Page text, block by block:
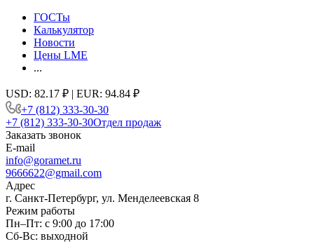
ГОСТы
Калькулятор
Новости
Цены LME
...
USD: 82.17 ₽ | EUR: 94.84 ₽
+7 (812) 333-30-30
+7 (812) 333-30-30Отдел продаж
Заказать звонок
E-mail
info@goramet.ru
9666622@gmail.com
Адрес
г. Санкт-Петербург, ул. Менделеевская 8
Режим работы
Пн–Пт: с 9:00 до 17:00
Сб-Вс: выходной